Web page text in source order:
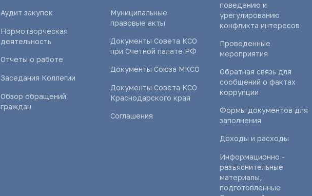
Аудит закупок
Нормотворческая
деятельность
Отчеты о работе
Заседания Коллегии
Обзор обращений
граждан
Муниципальные
правовые акты
Документы Совета КСО
при Счетной палате РФ
Документы Союза МКСО
Документы Совета КСО
Краснодарского края
Соглашения
поведению и
урегулированию
конфликта интересов
Проведенные
мероприятия
Обратная связь для
сообщений о фактах
коррупции
Формы документов для
заполнения
Доходы и расходы
Информационно -
разъяснительные
материалы,
подготовленные